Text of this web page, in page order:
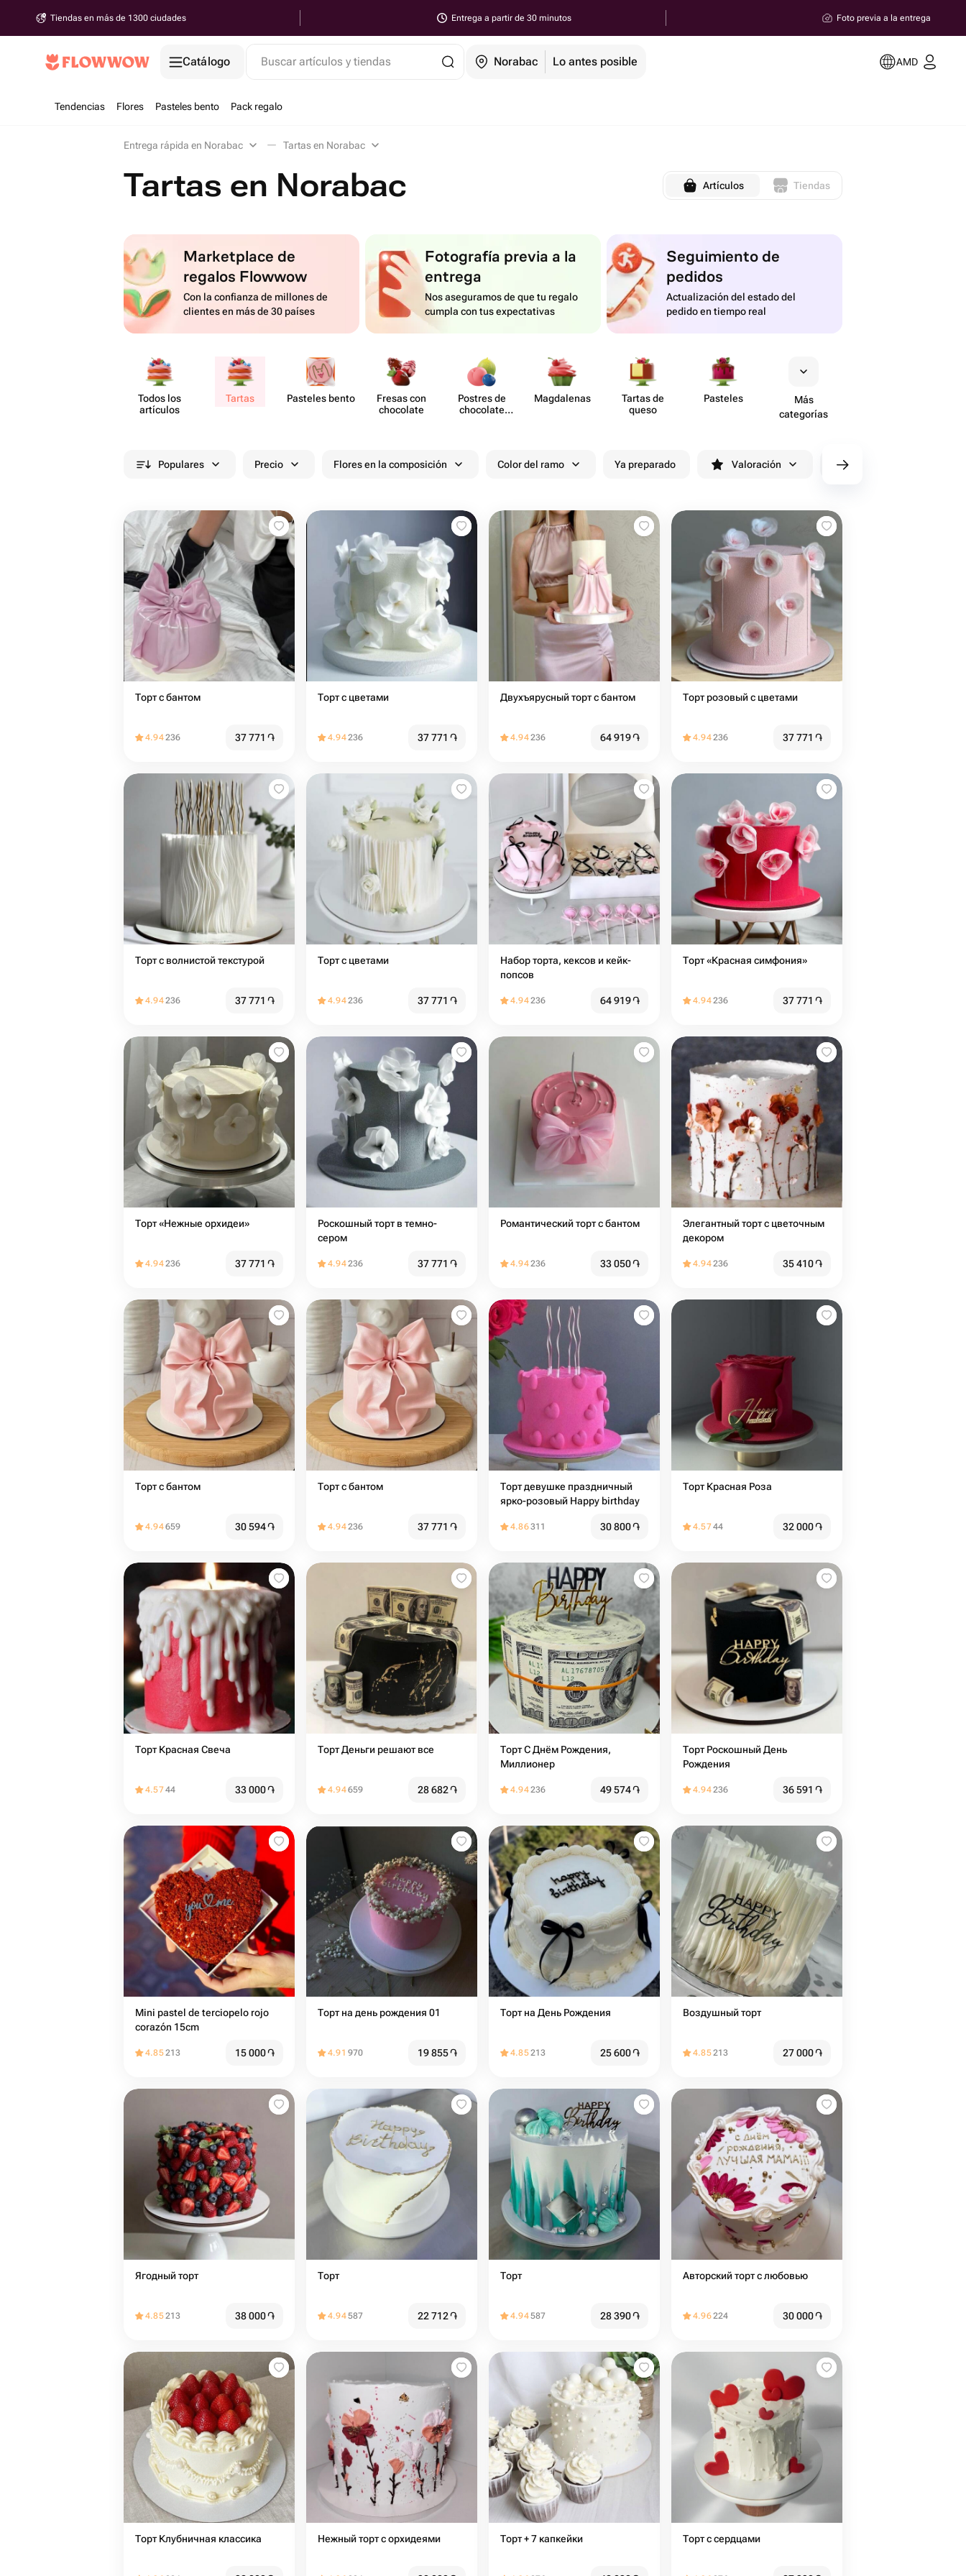
Tiendas en más de 1300 ciudades Entrega a partir de 30 minutos Foto previa a la entrega
Catálogo Buscar artículos y tiendas Norabac Lo antes posible AMD
Tendencias Flores Pasteles bento Pack regalo
Entrega rápida en Norabac Tartas en Norabac
Tartas en Norabac Artículos Tiendas
Marketplace de
regalos Flowwow
Con la confianza de millones de
clientes en más de 30 países
Fotografía previa a la
entrega
Nos aseguramos de que tu regalo
cumpla con tus expectativas
Seguimiento de
pedidos
Actualización del estado del
pedido en tiempo real
Todos los
artículos
Tartas Pasteles bento
Fresas con
chocolate
Postres de
chocolate
Magd​alenas
Tartas de
queso
Pasteles
Más
categorías
Populares Precio Flores en la composición Color del ramo Ya preparado Valoración Entrega antes de 90 minutos
Торт с бантом
4.94236 37 771 ֏
Торт с цветами
4.94236 37 771 ֏
Двухъярусный торт с бантом
4.94236 64 919֏
Торт розовый с цветами
4.94236 37 771 ֏
Торт с волнистой текстурой
4.94236 37 771 ֏
Торт с цветами
4.94236 37 771 ֏
Набор торта, кексов и кейк-
попсов
4.94236 64 919֏
Торт «Красная симфония»
4.94236 37 771 ֏
Торт «Нежные орхидеи»
4.94236 37 771 ֏
Роскошный торт в темно-
сером
4.94236 37 771 ֏
Романтический торт с бантом
4.94236 33 050֏
Элегантный торт с цветочным
декором
4.94236 35 410֏
Торт с бантом
4.94659 30 594֏
Торт с бантом
4.94236 37 771 ֏
Торт девушке праздничный
ярко-розовый Happy birthday
4.86311 30 800֏
Торт Красная Роза
4.5744 32 000֏
Торт Красная Свеча
4.5744 33 000֏
Торт Деньги решают все
4.94659 28 682֏
Торт С Днём Рождения,
Миллионер
4.94236 49 574֏
Торт Роскошный День
Рождения
4.94236 36 591 ֏
Mini pastel de terciopelo rojo
corazón 15cm
4.85213 15 000֏
Торт на день рождения 01
4.91 970 19 855֏
Торт на День Рождения
4.85213 25 600֏
Воздушный торт
4.85213 27 000֏
Ягодный торт
4.85213 38 000֏
Торт
4.94587 22 712֏
Торт
4.94587 28 390֏
Авторский торт с любовью
4.96224 30 000֏
Торт Клубничная классика Нежный торт с орхидеями Торт + 7 капкейки Торт с сердцами️